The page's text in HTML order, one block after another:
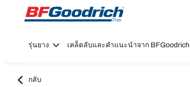
Go to page content
Go to page navigation
รุ่นยาง เคล็ดลับและคำแนะนำจาก BFGoodrich
กลับ